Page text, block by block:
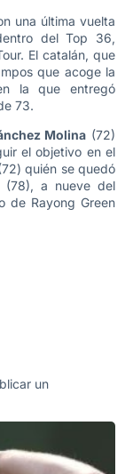
una última vuelta
del Top 36,
El catalán, que
que acoge la
la que entregó
73.
Molina (72)
el objetivo en el
quién se quedó
a nueve del
de Rayong Green
un